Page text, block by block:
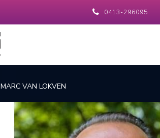
0413-296095
MARC VAN LOKVEN